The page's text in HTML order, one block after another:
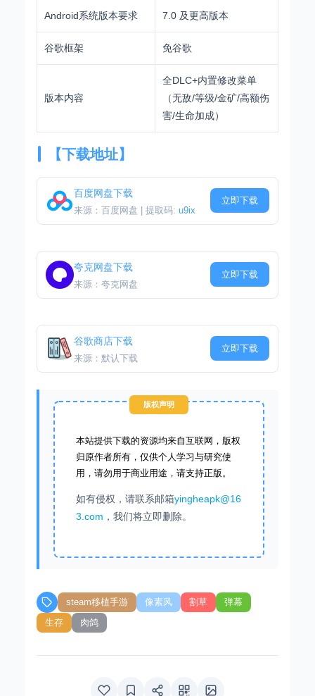
Android系统版本要求 7.0 及更高版本
谷歌框架 免谷歌
版本内容
全DLC+内置修改菜单
（无敌/等级/金矿/高额伤
害/生命加成）
【下载地址】
百度网盘下载
来源：百度网盘 | 提取码: u9ix
立即下载
夸克网盘下载
来源：夸克网盘
立即下载
谷歌商店下载
来源：默认下载
立即下载
版权声明
本站提供下载的资源均来自互联网，版权
归原作者所有，仅供个人学习与研究使
用，请勿用于商业用途，请支持正版。
如有侵权，请联系邮箱yingheapk@16
3.com ，我们将立即删除。
steam移植手游 像素风 割草
弹幕
生存
肉鸽